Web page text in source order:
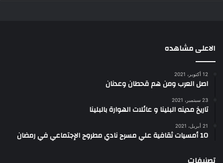
الاعلى مشاهده
12 أكتوبر، 2021
اصل العرب ومن هم قحطان وعدنان
23 سبتمبر، 2021
تاريخ مدينه البلينا و عائلات الهوارة بالبلينا
21 أبريل، 2021
10 أمسيات ثقافية علي مسرح نادي مطروح الإجتماعي في رمضان